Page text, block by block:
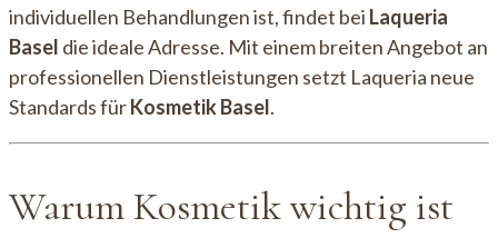
individuellen Behandlungen ist, findet bei Laqueria
Basel die ideale Adresse. Mit einem breiten Angebot an
professionellen Dienstleistungen setzt Laqueria neue
Standards fürKosmetik Basel.
Warum Kosmetik wichtig ist